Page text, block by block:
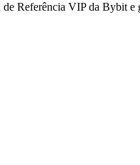
Referência VIP da Bybit